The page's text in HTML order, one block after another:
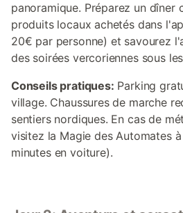
panoramique. Préparez un dîner
produits locaux achetés dans
20€ par personne) et savourez
des soirées vercoriennes sous
Conseils pratiques: Parking
village. Chaussures de marche
sentiers nordiques. En cas de
visitez la Magie des Automates
minutes en voiture).